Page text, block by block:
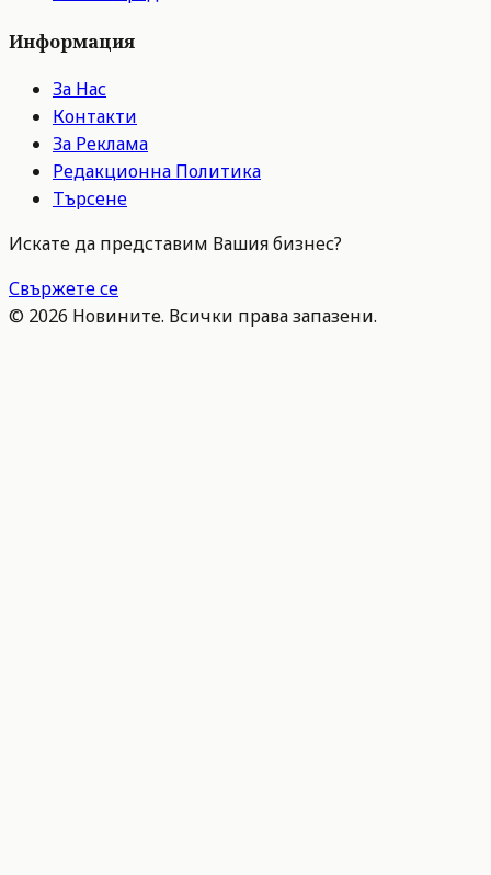
Информация
За Нас
Контакти
За Реклама
Редакционна Политика
Търсене
Искате да представим Вашия бизнес?
Свържете се
© 2026 Новините. Всички права запазени.